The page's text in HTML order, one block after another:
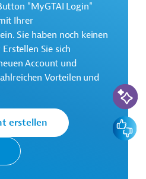
Die AFD finanziert und
"MyGTAI Login"
Ihrer
Sie haben noch keinen
Sie sich
Account und
Vorteilen und
erstellen
KI-